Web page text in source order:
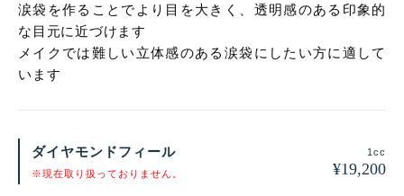
涙袋を作ることでより目を大きく、透明感のある印象的
な目元に近づけます
メイクでは難しい立体感のある涙袋にしたい方に適して
います
ダイヤモンドフィール
※現在取り扱っておりません。
1cc
¥19,200